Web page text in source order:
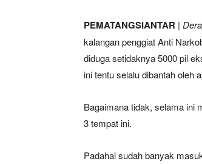
PEMATANGSIANTAR |
kalangan penggiat Anti
diduga setidaknya 5000 pil
ini tentu selalu dibantah oleh
Bagaimana tidak, selama ini
3 tempat ini.
Padahal sudah banyak